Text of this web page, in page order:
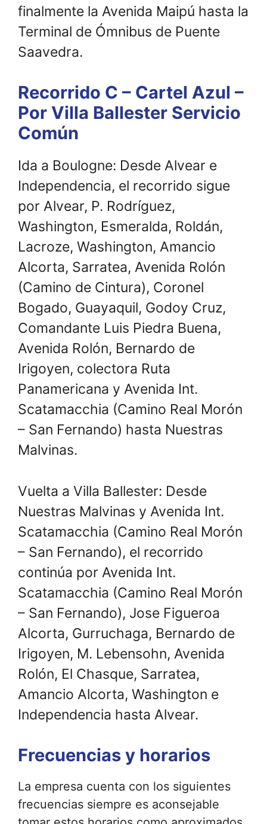
finalmente la Avenida Maipú hasta la
Terminal de Ómnibus de Puente
Saavedra.
Recorrido C – Cartel Azul –
Por Villa Ballester Servicio
Común
Ida a Boulogne: Desde Alvear e
Independencia, el recorrido sigue
por Alvear, P. Rodríguez,
Washington, Esmeralda, Roldán,
Lacroze, Washington, Amancio
Alcorta, Sarratea, Avenida Rolón
(Camino de Cintura), Coronel
Bogado, Guayaquil, Godoy Cruz,
Comandante Luis Piedra Buena,
Avenida Rolón, Bernardo de
Irigoyen, colectora Ruta
Panamericana y Avenida Int.
Scatamacchia (Camino Real Morón
– San Fernando) hasta Nuestras
Malvinas.
Vuelta a Villa Ballester: Desde
Nuestras Malvinas y Avenida Int.
Scatamacchia (Camino Real Morón
– San Fernando), el recorrido
continúa por Avenida Int.
Scatamacchia (Camino Real Morón
– San Fernando), Jose Figueroa
Alcorta, Gurruchaga, Bernardo de
Irigoyen, M. Lebensohn, Avenida
Rolón, El Chasque, Sarratea,
Amancio Alcorta, Washington e
Independencia hasta Alvear.
Frecuencias y horarios
La empresa cuenta con los siguientes
frecuencias siempre es aconsejable